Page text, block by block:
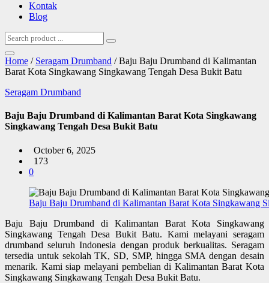
Kontak
Blog
Home / Seragam Drumband / Baju Baju Drumband di Kalimantan
Barat Kota Singkawang Singkawang Tengah Desa Bukit Batu
Seragam Drumband
Baju Baju Drumband di Kalimantan Barat Kota Singkawang
Singkawang Tengah Desa Bukit Batu
October 6, 2025
173
0
Baju Baju Drumband di Kalimantan Barat Kota Singkawang
Baju Baju Drumband di Kalimantan Barat Kota Singkawang
Singkawang Tengah Desa Bukit Batu. Kami melayani seragam
drumband seluruh Indonesia dengan produk berkualitas. Seragam
tersedia untuk sekolah TK, SD, SMP, hingga SMA dengan desain
menarik. Kami siap melayani pembelian di Kalimantan Barat Kota
Singkawang Singkawang Tengah Desa Bukit Batu.